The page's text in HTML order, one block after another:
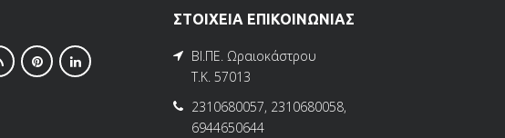
ΣΤΟΙΧΕΙΑ ΕΠΙΚΟΙΝΩΝΙΑΣ
ΒΙ.ΠΕ. Ωραιοκάστρου
Τ.Κ. 57013
2310680057, 2310680058,
6944650644